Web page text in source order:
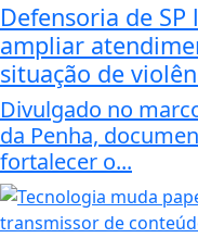
Defensoria de
ampliar
situação de
Divulgado no
da Penha,
fortalecer o...